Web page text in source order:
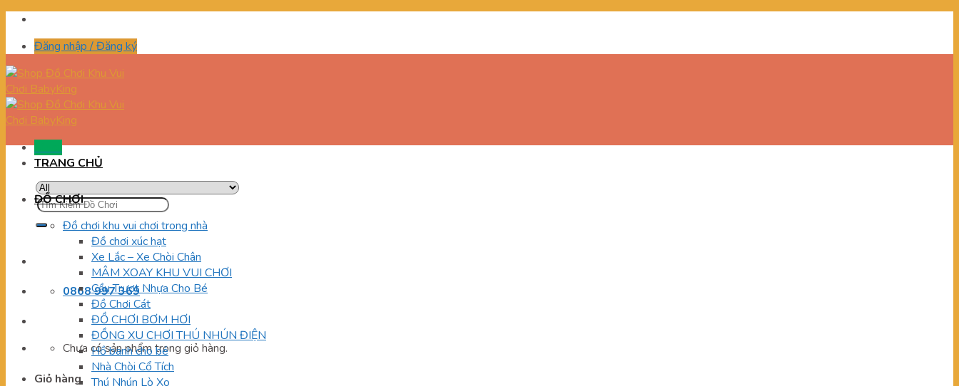
Skip
contentĐăng nhập / Đăng ký
Tìm
kiếm:
0868 997 369
Chưa có sản phẩm trong giỏ hàng.
Giỏ hàng
TRANG CHỦ
ĐỒ CHƠI
Đồ chơi khu vui chơi trong nhà
Đồ chơi xúc hạt
Xe Lắc – Xe Chòi Chân
MÂM XOAY KHU VUI CHƠI
Cầu Trượt Nhựa Cho Bé
Đồ Chơi Cát
ĐỒ CHƠI BƠM HƠI
ĐỒNG XU CHƠI THÚ NHÚN ĐIỆN
Hồ banh cho bé
Nhà Chòi Cổ Tích
Thú Nhún Lò Xo